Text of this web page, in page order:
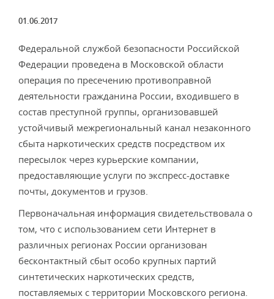
01.06.2017
Федеральной службой безопасности Российской
Федерации проведена в Московской области
операция по пресечению противоправной
деятельности гражданина России, входившего в
состав преступной группы, организовавшей
устойчивый межрегиональный канал незаконного
сбыта наркотических средств посредством их
пересылок через курьерские компании,
предоставляющие услуги по экспресс-доставке
почты, документов и грузов.
Первоначальная информация свидетельствовала о
том, что с использованием сети Интернет в
различных регионах России организован
бесконтактный сбыт особо крупных партий
синтетических наркотических средств,
поставляемых с территории Московского региона.